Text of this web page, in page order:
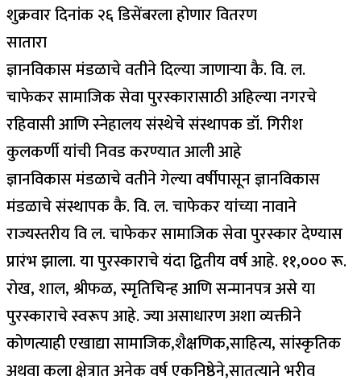
शुक्रवार दिनांक २६ डिसेंबरला होणार वितरण
सातारा
ज्ञानविकास मंडळाचे वतीने दिल्या जाणाऱ्या कै. वि. ल.
चाफेकर सामाजिक सेवा पुरस्कारासाठी अहिल्या नगरचे
रहिवासी आणि स्नेहालय संस्थेचे संस्थापक डॉ. गिरीश
कुलकर्णी यांची निवड करण्यात आली आहे
ज्ञानविकास मंडळाचे वतीने गेल्या वर्षीपासून ज्ञानविकास
मंडळाचे संस्थापक कै. वि. ल. चाफेकर यांच्या नावाने
राज्यस्तरीय वि ल. चाफेकर सामाजिक सेवा पुरस्कार देण्यास
प्रारंभ झाला. या पुरस्काराचे यंदा द्वितीय वर्ष आहे. ११,००० रू.
रोख, शाल, श्रीफळ, स्मृतिचिन्ह आणि सन्मानपत्र असे या
पुरस्काराचे स्वरूप आहे. ज्या असाधारण अशा व्यक्तीने
कोणत्याही एखाद्या सामाजिक,शैक्षणिक,साहित्य, सांस्कृतिक
अथवा कला क्षेत्रात अनेक वर्ष एकनिष्ठेने,सातत्याने भरीव